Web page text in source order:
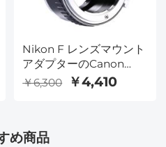
Nikon F レンズマウント
アダプターのCanon
EOS カメラ
￥6,300 ￥4,410
め商品